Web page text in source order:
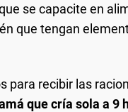
se capacite en
que tengan
para recibir las
que cría sola a 9